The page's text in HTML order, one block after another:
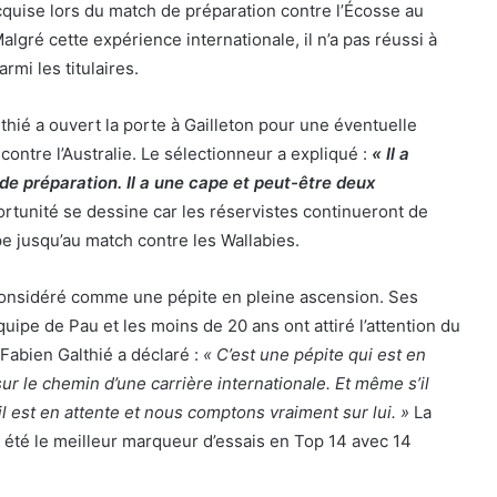
lors du match de préparation contre l’Écosse au
cette expérience internationale, il n’a pas réussi à
les titulaires.
a ouvert la porte à Gailleton pour une éventuelle
l’Australie. Le sélectionneur a expliqué : « Il a
préparation. Il a une cape et peut-être deux
se dessine car les réservistes continueront de
jusqu’au match contre les Wallabies.
comme une pépite en pleine ascension. Ses
de Pau et les moins de 20 ans ont attiré l’attention du
Galthié a déclaré : « C’est une pépite qui est en
le chemin d’une carrière internationale. Et même s’il
est en attente et nous comptons vraiment sur lui. » La
le meilleur marqueur d’essais en Top 14 avec 14